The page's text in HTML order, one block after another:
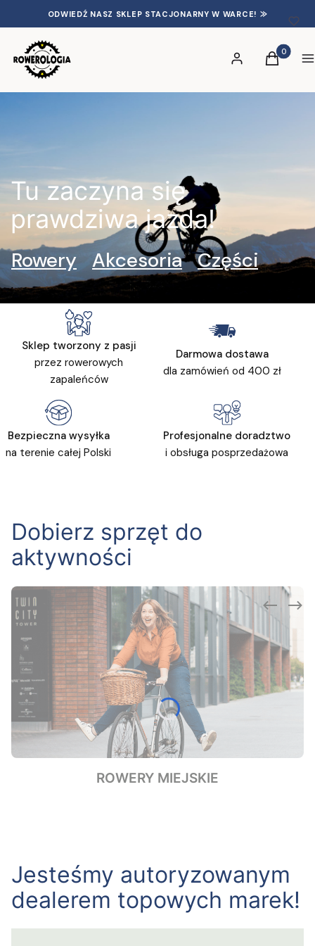
ODWIEDŹ NASZ SKLEP STACJONARNY W WARCE! ⨠
Zaloguj sięProdukty
Koszyk
Tu zaczyna się
prawdziwa jazda!
Rowery Akcesoria Części
Sklep tworzony z pasji
przez rowerowych
zapaleńców
Darmowa dostawa
dla zamówień od 400 zł
Bezpieczna wysyłka
na terenie całej Polski
Profesjonalne doradztwo
i obsługa posprzedażowa
Dobierz sprzęt do
aktywności
ROWERY MIEJSKIE
Jesteśmy autoryzowanym
dealerem topowych marek!